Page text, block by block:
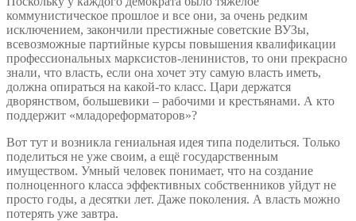
коммунистическое прошлое и все они, за очень редким
исключением, закончили престижные советские ВУЗы,
всевозможные партийные курсы повышения квалификации
профессиональных марксистов-ленинистов, то они прекрасно
знали, что власть, если она хочет эту самую власть иметь,
должна опираться на какой-то класс. Цари держатся
дворянством, большевики – рабочими и крестьянами. А кто
поддержит «младореформаторов»?
Вот тут и возникла гениальная идея типа поделиться. Только
поделиться не уже своим, а ещё государственным
имуществом. Умный человек понимает, что на создание
полноценного класса эффективных собственников уйдут не
просто годы, а десятки лет. Даже поколения. А власть можно
потерять уже завтра.